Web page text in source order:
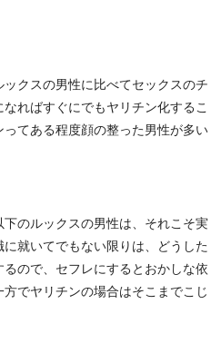
クスの男性に比べてセックスのチ
ればすぐにでもヤリチン化するこ
てある程度顔の整った男性が多い
のルックスの男性は、それこそ実
就いてでもない限りは、どうした
ので、セフレにするとおかしな依
でヤリチンの場合はそこまでこじ